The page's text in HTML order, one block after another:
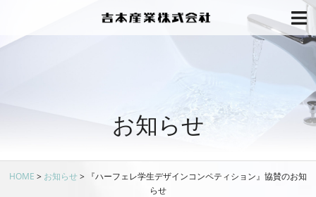
お知らせ
HOME > お知らせ > 『ハーフェレ学生デザインコンペティション』協賛のお知
らせ